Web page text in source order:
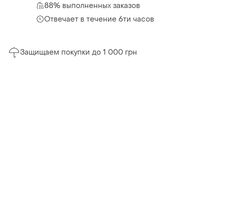
88% выполненных заказов
Отвечает в течение 6ти часов
Защищаем покупки до 1 000 грн